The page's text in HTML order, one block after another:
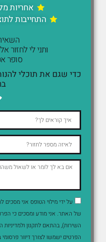
אחריות
התחייבות
ותני לי לחזור
סופר
כדי שגם את תוכלי
על ידי מילוי הטופס אני מסכים
של האתר. אני מודע ומסכים כי
השירות), בהתאם לתקנון